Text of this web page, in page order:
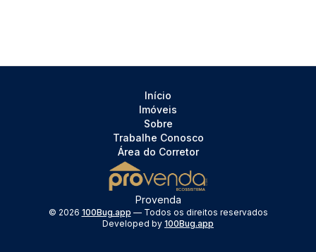
Início
Imóveis
Sobre
Trabalhe Conosco
Área do Corretor
Provenda
© 2026 100Bug.app — Todos os direitos reservados
Developed by 100Bug.app